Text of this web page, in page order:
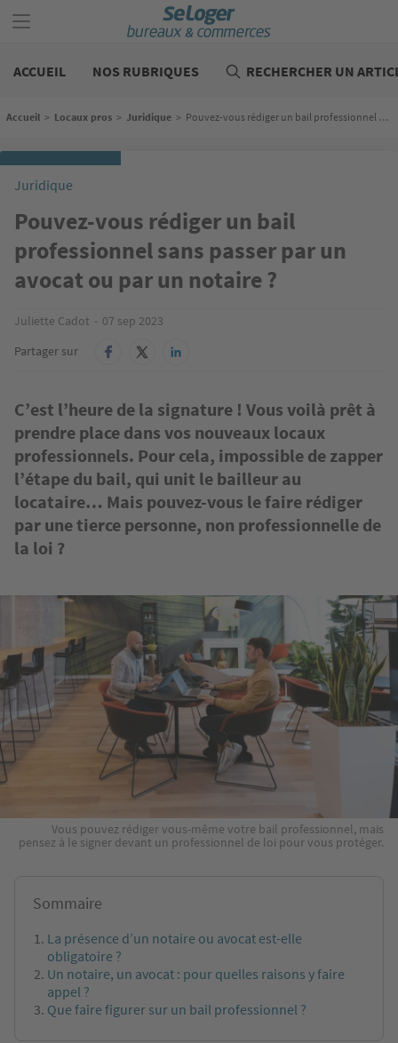
au
commerces
ACCUEIL NOS RUBRIQUES RECHERCHER UN
Fil d'Ariane
Accueil > Locaux pros > Juridique > Pouvez-vous rédiger un bail professionnel sans passer par un avocat ou par un notaire ?
Juridique
Pouvez-vous rédiger un bail
professionnel sans passer par un
avocat ou par un notaire ?
Juliette Cadot
07 sep 2023
Partager sur
C’est l’heure de la signature ! Vous voilà prêt à
prendre place dans vos nouveaux locaux
professionnels. Pour cela, impossible de zapper
l’étape du bail, qui unit le bailleur au
locataire… Mais pouvez-vous le faire rédiger
par une tierce personne, non professionnelle de
la loi ?
Vous pouvez rédiger vous-même votre bail professionnel, mais
pensez à le signer devant un professionnel de loi pour vous protéger.
Sommaire
La présence d’un notaire ou avocat est-elle
obligatoire ?
Un notaire, un avocat : pour quelles raisons y faire
appel ?
Que faire figurer sur un bail professionnel ?